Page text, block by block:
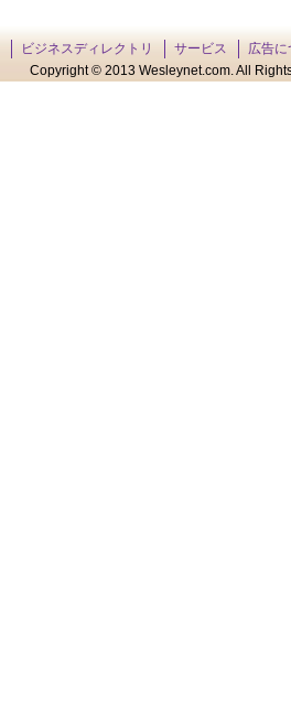
ビジネスディレクトリ サービス
広告に
Copyright © 2013 Wesleynet.com. All